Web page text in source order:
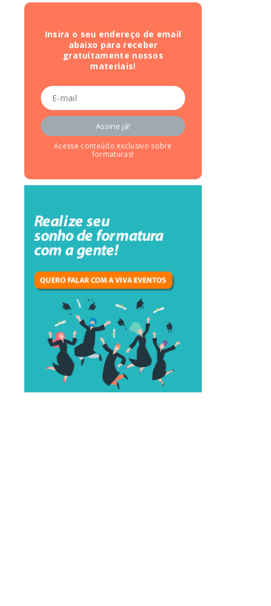
Insira o seu endereço de email
abaixo para receber
gratuitamente nossos
materiais!
Acesse conteúdo exclusivo sobre
formaturas!